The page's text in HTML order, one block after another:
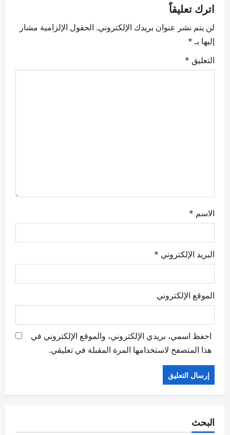
v
i
g
a
اترك تعليقاً
لن يتم نشر عنوان بريدك الإلكتروني. الحقول الإلزامية مشار
إليها بـ*
التعليق *
الاسم *
البريد الإلكتروني *
الموقع الإلكتروني
احفظ اسمي، بريدي الإلكتروني، والموقع الإلكتروني في
هذا المتصفح لاستخدامها المرة المقبلة في تعليقي.
البحث